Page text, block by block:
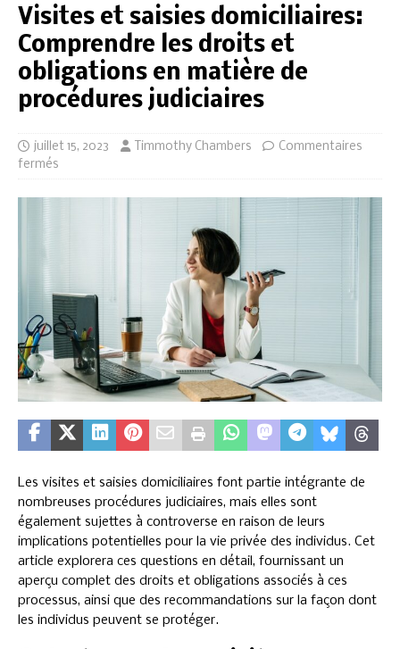
Visites et saisies domiciliaires:
Comprendre les droits et
obligations en matière de
procédures judiciaires
juillet 15, 2023 Timmothy Chambers
Commentaires
fermés
Les visites et saisies domiciliaires font partie intégrante de
nombreuses procédures judiciaires, mais elles sont
également sujettes à controverse en raison de leurs
implications potentielles pour la vie privée des individus. Cet
article explorera ces questions en détail, fournissant un
aperçu complet des droits et obligations associés à ces
processus, ainsi que des recommandations sur la façon dont
les individus peuvent se protéger.